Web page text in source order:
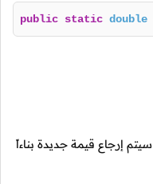
public static double
سيتم إرجاع قيمة جديدة بناءاً